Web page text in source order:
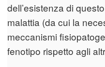
dell’esistenza di
malattia (da cui la
meccanismi
fenotipo rispetto agli